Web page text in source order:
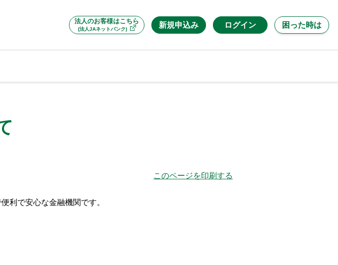
法人のお客様はこちら
(法人JAネットバンク) 新規申込み ログイン 困った時は
このページを印刷する
利で安心な金融機関です。